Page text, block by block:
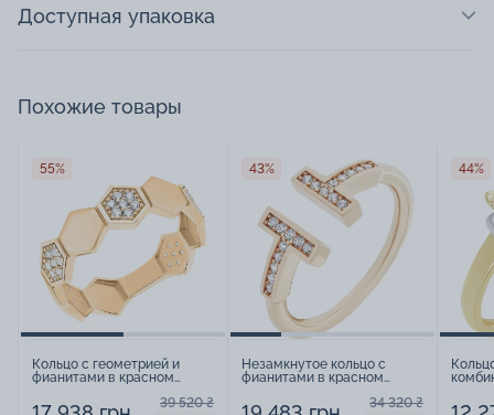
Доступная упаковка
Похожие товары
55%
Кольцо с геометрией и
фианитами в красном
39 520 ₴
43%
Незамкнутое кольцо с
фианитами в красном
34 320 ₴
44%